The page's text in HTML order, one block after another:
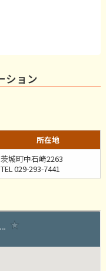
ション
所在地
茨城町中石崎2263
TEL 029-293-7441